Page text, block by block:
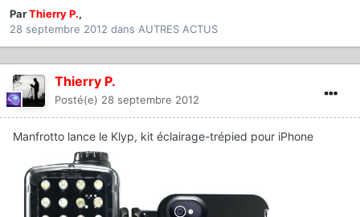
ParThierry P.,
28 septembre 2012 dans AUTRES ACTUS
Thierry P.
Posté(e) 28 septembre 2012
Manfrotto lance le Klyp, kit éclairage-trépied pour iPhone